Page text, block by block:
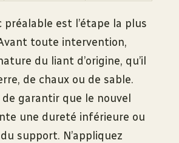
préalable est l’étape la plus
toute intervention,
du liant d’origine, qu’il
de chaux ou de sable.
de garantir que le nouvel
une dureté inférieure ou
support. N’appliquez